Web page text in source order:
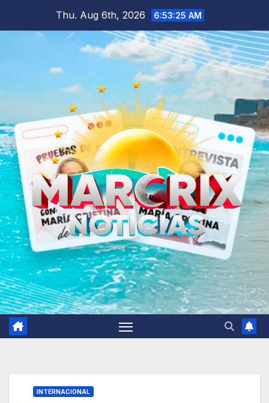
Thu. Aug 6th, 2026 6:53:26 AM
INTERNACIONAL